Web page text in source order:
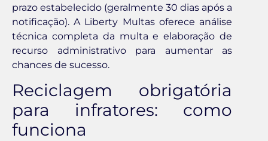
prazo estabelecido (geralmente 30 dias após a
notificação). A Liberty Multas oferece análise
técnica completa da multa e elaboração de
recurso administrativo para aumentar as
chances de sucesso.
Reciclagem obrigatória
para infratores: como
funciona